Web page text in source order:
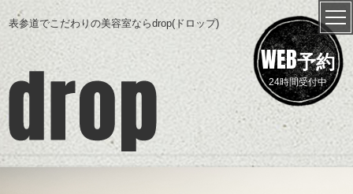
表参道でこだわりの美容室ならdrop(ドロップ)
WEB予約
24時間受付中